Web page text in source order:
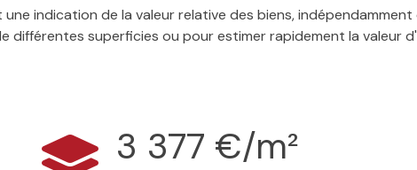
indication de la valeur relative des biens, indépendamment
superficies ou pour estimer rapidement la valeur
3 377 €/m²